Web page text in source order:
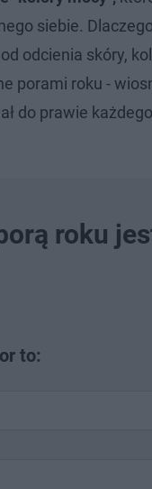
siebie.
odcienia skóry,
porami roku -
do prawie
roku
to: